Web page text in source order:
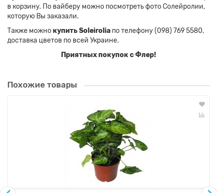
в корзину. По вайберу можно посмотреть фото Солейролии,
которую Вы заказали.
Также можнокупить Soleirolia по телефону (098) 769 5580,
доставка цветов по всей Украине.
Приятных покупок с Флер!
Похожие товары